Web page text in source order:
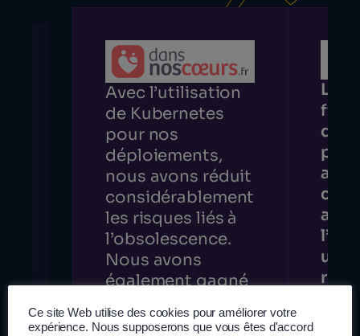
Avec l’utilisation
de Kubernetes
pour nos
déploiements,
nous avons réduit
considérablement
les risques liés à
l’obsolescence.
Nous avons
également gagné
notre
La
de
a
Ce site Web utilise des cookies pour améliorer votre
expérience. Nous supposerons que vous êtes d'accord